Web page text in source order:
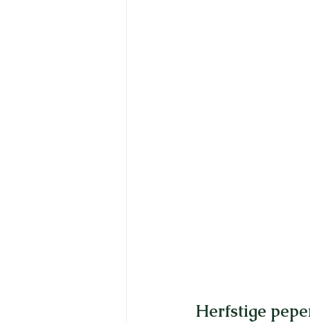
Herfstige